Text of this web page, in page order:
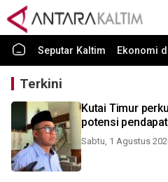
Seputar Kaltim Ekonomi
Terkini
Kutai Timur
potensi
Sabtu, 1 Agustus